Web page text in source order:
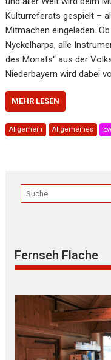
Kulturreferats gespielt –
Mitmachen eingeladen.
Nyckelharpa, alle
des Monats“ aus der
Niederbayern wird dabei
MEHR LESEN
Allgemein Allgemeines
Fernseh Flache